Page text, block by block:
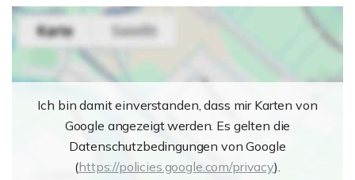
Ich bin damit einverstanden, dass mir Karten von
Google angezeigt werden. Es gelten die
Datenschutzbedingungen von Google
(https://policies.google.com/privacy).